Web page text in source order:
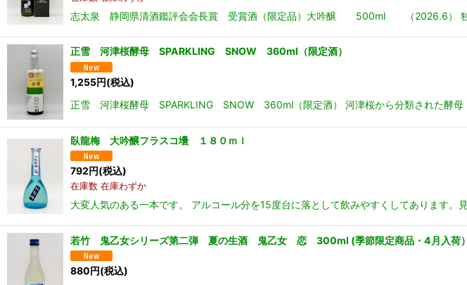
志太泉 静岡県清酒鑑評会会長賞 受賞酒（限定品）大吟醸 500ml （2026.6） 独
正雪 河津桜酵母 SPARKLING SNOW 360ml（限定酒）
1,255円(税込)
正雪 河津桜酵母 SPARKLING SNOW 360ml（限定酒） 河津桜から分類された酵母
臥龍梅 大吟醸フラスコ壜 １８０ｍｌ
792円(税込)
在庫数 在庫わずか
大変人気のある一本です。 アルコール分を15度台に落として飲みやすくしてありま
若竹 鬼乙女シリーズ第二弾 夏の生酒 鬼乙女 恋 300ml (季節限定商品・4月入荷）
880円(税込)